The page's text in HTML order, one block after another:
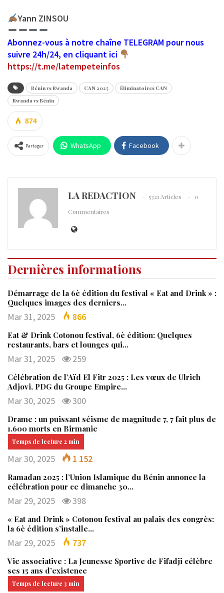
Yann ZINSOU
Abonnez-vous à notre chaîne TELEGRAM pour nous
suivre 24h/24, en cliquant ici
https://t.me/latempeteinfos
Bénin vs Rwanda CAN 2025
Éliminatoires CAN
Rwanda vs Bénin
874
Partager WhatsApp Facebook
LA REDACTION 5321 Articles
0
Commentaires
Dernières informations
Démarrage de la 6è édition du festival « Eat and Drink » :
Quelques images des derniers…
Mar 31, 2025 866
Eat & Drink Cotonou festival, 6è édition: Quelques
restaurants, bars et lounges qui…
Mar 31, 2025 259
Célébration de l’Aïd El Fitr 2025 : Les vœux de Ulrich
Adjovi, PDG du Groupe Empire…
Mar 30, 2025 300
Drame : un puissant séisme de magnitude 7, 7 fait plus de
1.600 morts en Birmanie
Mar 30, 2025 1 152
Ramadan 2025 : l’Union Islamique du Bénin annonce la
célébration pour ce dimanche 30…
Mar 29, 2025 398
« Eat and Drink » Cotonou festival au palais des congrès:
la 6è édition s’installe…
Mar 29, 2025 737
Vie associative : La Jeunesse Sportive de Fifadji célèbre
ses 15 ans d’existence